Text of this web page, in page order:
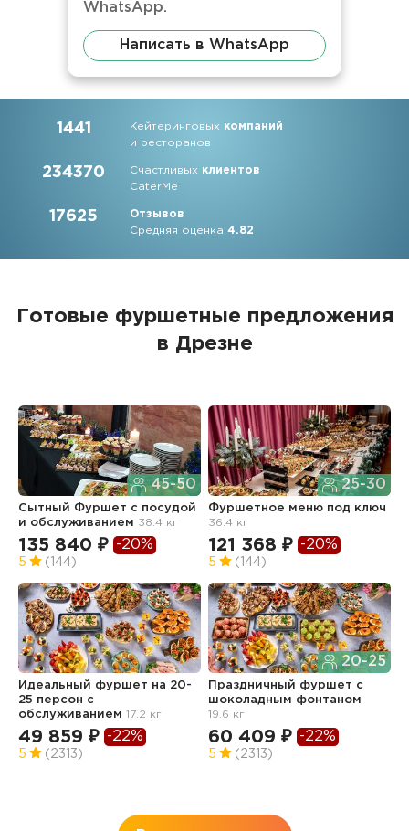
WhatsApp.
Написать в WhatsApp
1441 Кейтеринговых компаний
и ресторанов
234370 Счастливых клиентов
CaterMe
17625
Отзывов
Средняя оценка4.82
Готовые фуршетные предложения
в Дрезне
45-50
Сытный Фуршет с посудой
и обслуживанием 38.4 кг
135 840 ₽ -20%
5 (144)
25-30
Фуршетное меню под ключ
36.4 кг
121 368 ₽ -20%
5 (144)
Идеальный фуршет на 20-
25 персон с
обслуживанием17.2 кг
49 859 ₽ -22%
5 (2313)
20-25
Праздничный фуршет с
шоколадным фонтаном
19.6 кг
60 409 ₽ -22%
5 (2313)